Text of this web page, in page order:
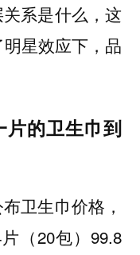
系是什么，这
星效应下，品
片的卫生巾到
卫生巾价格，
（20包）99.8